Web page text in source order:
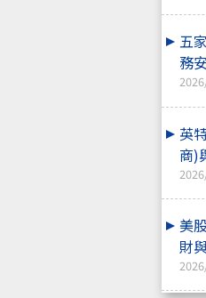
五
務
英
商)
美
財